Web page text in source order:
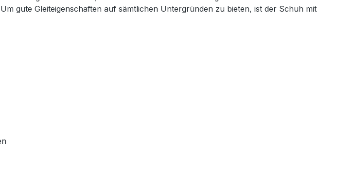
gute Gleiteigenschaften auf sämtlichen Untergründen zu bieten, ist der Schuh mit